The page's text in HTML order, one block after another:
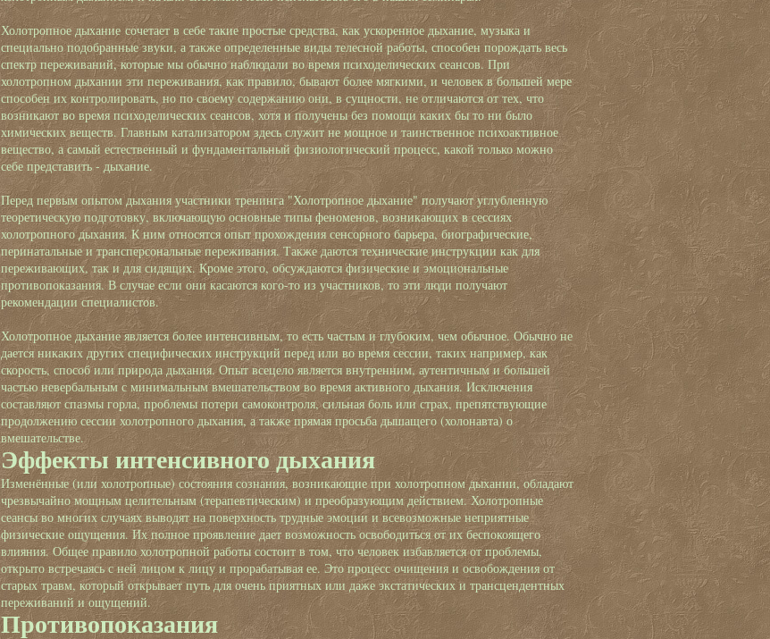
Холотропное дыхание сочетает в себе такие простые средства, как ускоренное дыхание, музыка и
специально подобранные звуки, а также определенные виды телесной работы, способен порождать весь
спектр переживаний, которые мы обычно наблюдали во время психоделических сеансов. При
холотропном дыхании эти переживания, как правило, бывают более мягкими, и человек в большей мере
способен их контролировать, но по своему содержанию они, в сущности, не отличаются от тех, что
возникают во время психоделических сеансов, хотя и получены без помощи каких бы то ни было
химических веществ. Главным катализатором здесь служит не мощное и таинственное психоактивное
вещество, а самый естественный и фундаментальный физиологический процесс, какой только можно
себе представить - дыхание.
Перед первым опытом дыхания участники тренинга "Холотропное дыхание" получают углубленную
теоретическую подготовку, включающую основные типы феноменов, возникающих в сессиях
холотропного дыхания. К ним относятся опыт прохождения сенсорного барьера, биографические,
перинатальные и трансперсональные переживания. Также даются технические инструкции как для
переживающих, так и для сидящих. Кроме этого, обсуждаются физические и эмоциональные
противопоказания. В случае если они касаются кого-то из участников, то эти люди получают
рекомендации специалистов.
Холотропное дыхание является более интенсивным, то есть частым и глубоким, чем обычное. Обычно не
дается никаких других специфических инструкций перед или во время сессии, таких например, как
скорость, способ или природа дыхания. Опыт всецело является внутренним, аутентичным и большей
частью невербальным с минимальным вмешательством во время активного дыхания. Исключения
составляют спазмы горла, проблемы потери самоконтроля, сильная боль или страх, препятствующие
продолжению сессии холотропного дыхания, а также прямая просьба дышащего (холонавта) о
вмешательстве.
Эффекты интенсивного дыхания
Изменённые (или холотропные) состояния сознания, возникающие при холотропном дыхании, обладают
чрезвычайно мощным целительным (терапевтическим) и преобразующим действием. Холотропные
сеансы во многих случаях выводят на поверхность трудные эмоции и всевозможные неприятные
физические ощущения. Их полное проявление дает возможность освободиться от их беспокоящего
влияния. Общее правило холотропной работы состоит в том, что человек избавляется от проблемы,
открыто встречаясь с ней лицом к лицу и прорабатывая ее. Это процесс очищения и освобождения от
старых травм, который открывает путь для очень приятных или даже экстатических и трансцендентных
переживаний и ощущений.
Противопоказания